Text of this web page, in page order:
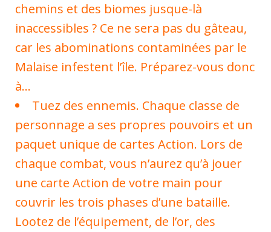
chemins et des biomes jusque-là
inaccessibles ? Ce ne sera pas du gâteau,
car les abominations contaminées par le
Malaise infestent l’île. Préparez-vous donc
à…
Tuez des ennemis. Chaque classe de
personnage a ses propres pouvoirs et un
paquet unique de cartes Action. Lors de
chaque combat, vous n’aurez qu’à jouer
une carte Action de votre main pour
couvrir les trois phases d’une bataille.
Lootez de l’équipement, de l’or, des